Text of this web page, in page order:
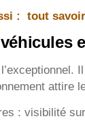
:
tout
attire
: visibilité